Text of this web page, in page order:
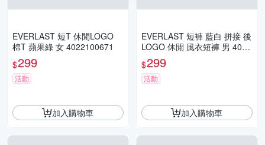
EVERLAST 短T 休閒LOGO
棉T 蘋果綠 女 4022100671
$299
活動
加入購物車
EVERLAST 短褲 藍白 拼接 後
LOGO 休閒 風衣短褲 男 4021
175482
$299
活動
加入購物車